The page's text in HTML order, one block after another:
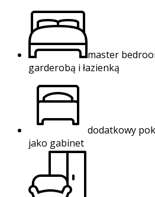
master
garderobą i łazienką
dodatkowy
jako gabinet